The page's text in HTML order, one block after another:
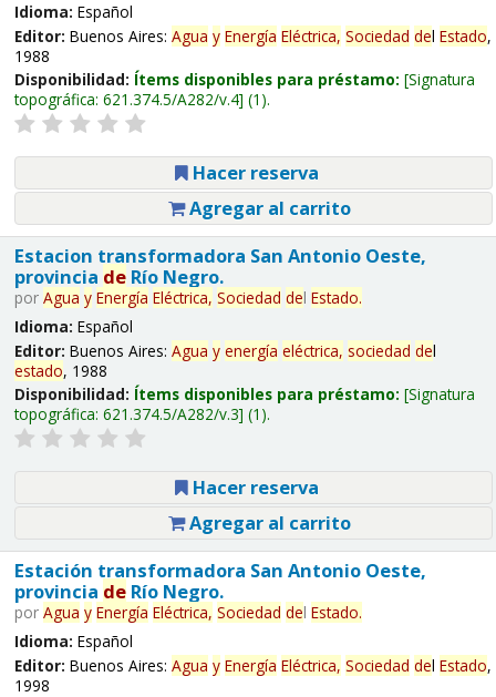
Idioma: Español
Editor: Buenos Aires: Agua y Energía Eléctrica, Sociedad del Estado,
1988
Disponibilidad: Ítems disponibles para préstamo: Signatura
topográfica: 621.374.5/A282/v.4 (1).
Hacer reserva
Agregar al carrito
Estacion transformadora San Antonio Oeste,
provincia deRío Negro.
por Agua y Energía Eléctrica, Sociedad del Estado.
Idioma: Español
Editor: Buenos Aires: Agua y energía eléctrica, sociedad del
estado, 1988
Disponibilidad: Ítems disponibles para préstamo: Signatura
topográfica: 621.374.5/A282/v.3 (1).
Hacer reserva
Agregar al carrito
Estación transformadora San Antonio Oeste,
provincia deRío Negro.
por Agua y Energía Eléctrica, Sociedad del Estado.
Idioma: Español
Editor: Buenos Aires: Agua y Energía Eléctrica, Sociedad del Estado,
1998